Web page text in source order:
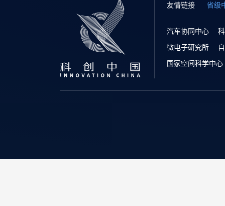
友情链接 省级
汽车协同中心
微电子研究所
国家空间科学中心